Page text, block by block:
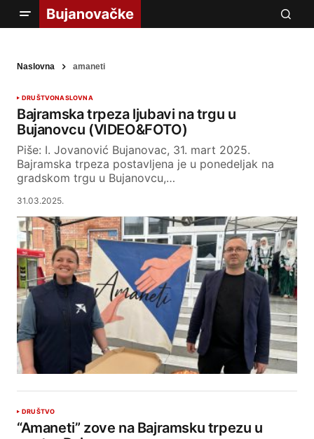
Naslovna amaneti
DRUŠTVONASLOVNA
Bajramska trpeza ljubavi na trgu u
Bujanovcu (VIDEO&FOTO)
Piše: I. Jovanović Bujanovac, 31. mart 2025.
Bajramska trpeza postavljena je u ponedeljak na
gradskom trgu u Bujanovcu,…
31.03.2025.
DRUŠTVO
“Amaneti” zove na Bajramsku trpezu u